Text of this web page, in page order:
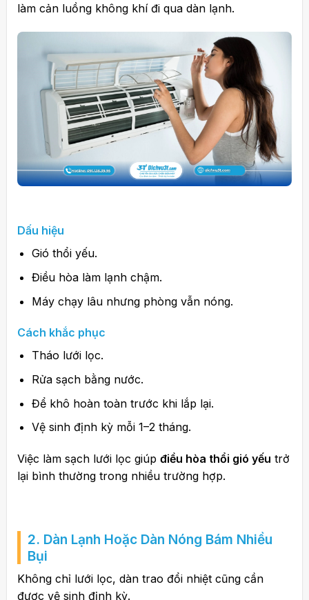
làm cản luồng không khí đi qua dàn lạnh.
Dấu hiệu
Gió thổi yếu.
Điều hòa làm lạnh chậm.
Máy chạy lâu nhưng phòng vẫn nóng.
Cách khắc phục
Tháo lưới lọc.
Rửa sạch bằng nước.
Để khô hoàn toàn trước khi lắp lại.
Vệ sinh định kỳ mỗi 1–2 tháng.
Việc làm sạch lưới lọc giúp điều hòa thổi gió yếu trở
lại bình thường trong nhiều trường hợp.
2. Dàn Lạnh Hoặc Dàn Nóng Bám Nhiều
Bụi
Không chỉ lưới lọc, dàn trao đổi nhiệt cũng cần
được vệ sinh định kỳ.